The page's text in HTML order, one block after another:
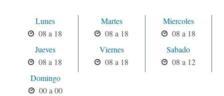
Lunes
08 a 18
Martes
08 a 18
Miercoles
08 a 18
Jueves
08 a 18
Viernes
08 a 18
Sabado
08 a 12
Domingo
00 a 00